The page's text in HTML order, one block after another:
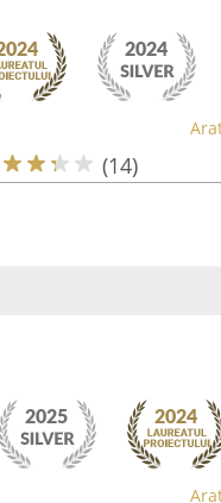
(14)